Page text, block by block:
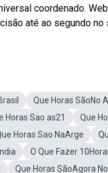
coordenado.
até ao segundo
Que Horas SãoNo
Horas Sao as21 Que
Horas Sao NaArge
O Que Fazer
Que Horas SãoAgora